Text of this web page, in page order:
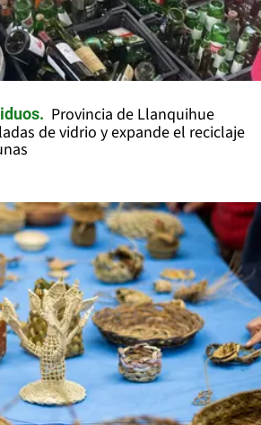
Provincia de Llanquihue
de vidrio y expande el reciclaje